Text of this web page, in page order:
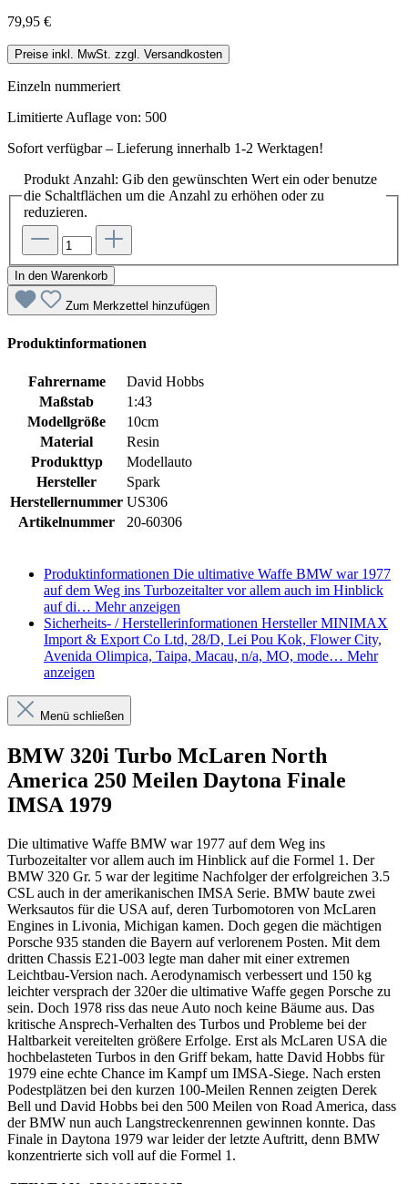
79,95 €
Preise inkl. MwSt. zzgl. Versandkosten
Einzeln nummeriert
Limitierte Auflage von: 500
Sofort verfügbar – Lieferung innerhalb 1-2 Werktagen!
Produkt Anzahl: Gib den gewünschten Wert ein oder benutze
die Schaltflächen um die Anzahl zu erhöhen oder zu
reduzieren.
In den Warenkorb
Zum Merkzettel hinzufügen
Produktinformationen
Fahrername
David Hobbs
Maßstab
1:43
Modellgröße
10cm
Material
Resin
Produkttyp
Modellauto
Hersteller
Spark
Herstellernummer US306
Artikelnummer
20-60306
Produktinformationen Die ultimative Waffe BMW war 1977
auf dem Weg ins Turbozeitalter vor allem auch im Hinblick
auf di… Mehr anzeigen
Sicherheits- / Herstellerinformationen Hersteller MINIMAX
Import & Export Co Ltd, 28/D, Lei Pou Kok, Flower City,
Avenida Olimpica, Taipa, Macau, n/a, MO, mode… Mehr
anzeigen
Menü schließen
BMW 320i Turbo McLaren North
America 250 Meilen Daytona Finale
IMSA 1979
Die ultimative Waffe BMW war 1977 auf dem Weg ins
Turbozeitalter vor allem auch im Hinblick auf die Formel 1. Der
BMW 320 Gr. 5 war der legitime Nachfolger der erfolgreichen 3.5
CSL auch in der amerikanischen IMSA Serie. BMW baute zwei
Werksautos für die USA auf, deren Turbomotoren von McLaren
Engines in Livonia, Michigan kamen. Doch gegen die mächtigen
Porsche 935 standen die Bayern auf verlorenem Posten. Mit dem
dritten Chassis E21-003 legte man daher mit einer extremen
Leichtbau-Version nach. Aerodynamisch verbessert und 150 kg
leichter versprach der 320er die ultimative Waffe gegen Porsche zu
sein. Doch 1978 riss das neue Auto noch keine Bäume aus. Das
kritische Ansprech-Verhalten des Turbos und Probleme bei der
Haltbarkeit vereitelten größere Erfolge. Erst als McLaren USA die
hochbelasteten Turbos in den Griff bekam, hatte David Hobbs für
1979 eine echte Chance im Kampf um IMSA-Siege. Nach ersten
Podestplätzen bei den kurzen 100-Meilen Rennen zeigten Derek
Bell und David Hobbs bei den 500 Meilen von Road America, dass
der BMW nun auch Langstreckenrennen gewinnen konnte. Das
Finale in Daytona 1979 war leider der letzte Auftritt, denn BMW
konzentrierte sich voll auf die Formel 1.